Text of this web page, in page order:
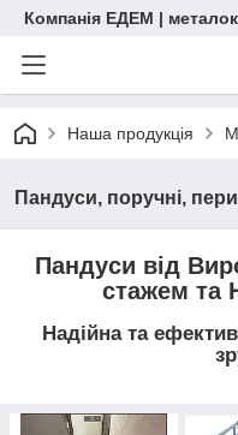
Компанія ЕДЕМ |
Наша продукція
Пандуси, поручні,
Пандуси від
стажем та
Надійна та